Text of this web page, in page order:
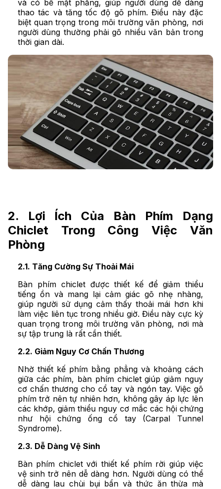
và có bề mặt phẳng, giúp người dùng dễ dàng
thao tác và tăng tốc độ gõ phím. Điều này đặc
biệt quan trọng trong môi trường văn phòng, nơi
người dùng thường phải gõ nhiều văn bản trong
thời gian dài.
2. Lợi Ích Của Bàn Phím Dạng
Chiclet Trong Công Việc Văn
Phòng
2.1. Tăng Cường Sự Thoải Mái
Bàn phím chiclet được thiết kế để giảm thiểu
tiếng ồn và mang lại cảm giác gõ nhẹ nhàng,
giúp người sử dụng cảm thấy thoải mái hơn khi
làm việc liên tục trong nhiều giờ. Điều này cực kỳ
quan trọng trong môi trường văn phòng, nơi mà
sự tập trung là rất cần thiết.
2.2. Giảm Nguy Cơ Chấn Thương
Nhờ thiết kế phím bằng phẳng và khoảng cách
giữa các phím, bàn phím chiclet giúp giảm nguy
cơ chấn thương cho cổ tay và ngón tay. Việc gõ
phím trở nên tự nhiên hơn, không gây áp lực lên
các khớp, giảm thiểu nguy cơ mắc các hội chứng
như hội chứng ống cổ tay (Carpal Tunnel
Syndrome).
2.3. Dễ Dàng Vệ Sinh
Bàn phím chiclet với thiết kế phím rời giúp việc
vệ sinh trở nên dễ dàng hơn. Người dùng có thể
dễ dàng lau chùi bụi bẩn và thức ăn thừa mà